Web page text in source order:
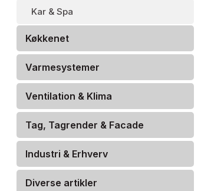
Kar & Spa
Køkkenet
Varmesystemer
Ventilation & Klima
Tag, Tagrender & Facade
Industri & Erhverv
Diverse artikler